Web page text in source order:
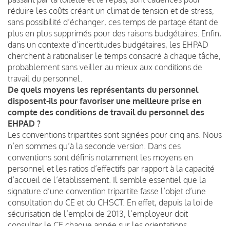
réduire les coûts créant un climat de tension et de stress,
sans possibilité d’échanger, ces temps de partage étant de
plus en plus supprimés pour des raisons budgétaires. Enfin,
dans un contexte d’incertitudes budgétaires, les EHPAD
cherchent à rationaliser le temps consacré à chaque tâche,
probablement sans veiller au mieux aux conditions de
travail du personnel.
De quels moyens les représentants du personnel
disposent-ils pour favoriser une meilleure prise en
compte des conditions de travail du personnel des
EHPAD ?
Les conventions tripartites sont signées pour cinq ans. Nous
n’en sommes qu’à la seconde version. Dans ces
conventions sont définis notamment les moyens en
personnel et les ratios d’effectifs par rapport à la capacité
d’accueil de l’établissement. Il semble essentiel que la
signature d’une convention tripartite fasse l’objet d’une
consultation du CE et du CHSCT. En effet, depuis la loi de
sécurisation de l’emploi de 2013, l’employeur doit